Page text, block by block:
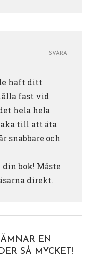
haft ditt
fast vid
hela hela
till att äta
snabbare och
bok! Måste
direkt.
SVARA
EN
SÅ MYCKET!